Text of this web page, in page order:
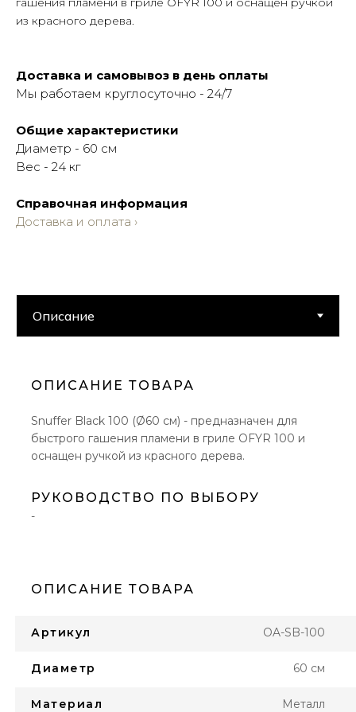
из красного дерева.
Доставка и самовывоз в день оплаты
Мы работаем круглосуточно - 24/7
Общие характеристики
Диаметр - 60 см
Вес - 24 кг
Справочная информация
Доставка и оплата ›
РУКОВОДСТВО ПО ВЫБОРУ
-
ОПИСАНИЕ ТОВАРА
Snuffer Black 100 (Ø60 см) - предназначен для
быстрого гашения пламени в гриле OFYR 100 и
оснащен ручкой из красного дерева.
Артикул OA-SB-100
Диаметр 60 см
Материал Металл
ОПИСАНИЕ ТОВАРА